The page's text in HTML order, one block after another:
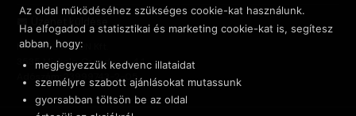
Üzenet küldése
NET INNOVATION Kft.
3535 Miskolc, Csendes u. 44.
Adószám: 23999743-2-05
Az oldal működéséhez szükséges cookie-kat használunk.
Ha elfogadod a statisztikai és marketing cookie-kat is, segítesz
abban, hogy:
megjegyezzük kedvenc illataidat
személyre szabott ajánlásokat mutassunk
gyorsabban töltsön be az oldal